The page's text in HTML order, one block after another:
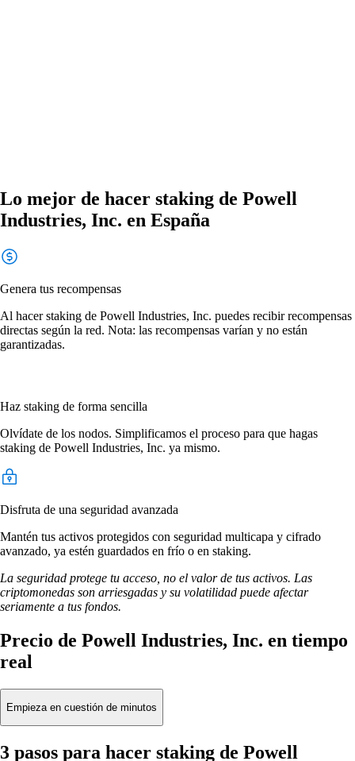
Lo mejor de hacer staking de Powell
Industries, Inc. en España
Genera tus recompensas
Al hacer staking de Powell Industries, Inc. puedes recibir recompensas
directas según la red. Nota: las recompensas varían y no están
garantizadas.
Haz staking de forma sencilla
Olvídate de los nodos. Simplificamos el proceso para que hagas
staking de Powell Industries, Inc. ya mismo.
Disfruta de una seguridad avanzada
Mantén tus activos protegidos con seguridad multicapa y cifrado
avanzado, ya estén guardados en frío o en staking.
La seguridad protege tu acceso, no el valor de tus activos. Las
criptomonedas son arriesgadas y su volatilidad puede afectar
seriamente a tus fondos.
Precio de Powell Industries, Inc. en tiempo
real
Empieza en cuestión de minutos
3 pasos para hacer staking de Powell